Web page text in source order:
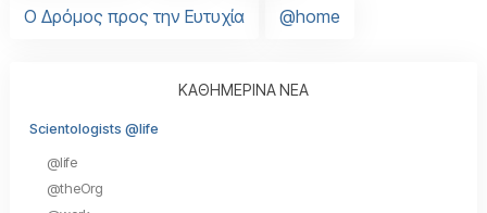
Ο Δρόμος προς την Ευτυχία @home
ΚΑΘΗΜΕΡΙΝΑ ΝΕΑ
Scientologists @life
@life
@theOrg